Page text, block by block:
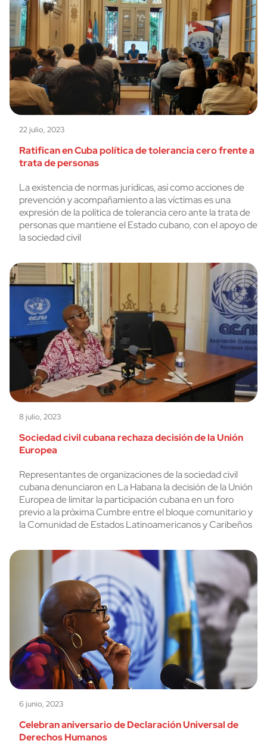
22 julio, 2023
Ratifican en Cuba política de tolerancia cero frente a
trata de personas
La existencia de normas jurídicas, así como acciones de
prevención y acompañamiento a las víctimas es una
expresión de la política de tolerancia cero ante la trata de
personas que mantiene el Estado cubano, con el apoyo de
la sociedad civil
8 julio, 2023
Sociedad civil cubana rechaza decisión de la Unión
Europea
Representantes de organizaciones de la sociedad civil
cubana denunciaron en La Habana la decisión de la Unión
Europea de limitar la participación cubana en un foro
previo a la próxima Cumbre entre el bloque comunitario y
la Comunidad de Estados Latinoamericanos y Caribeños
6 junio, 2023
Celebran aniversario de Declaración Universal de
Derechos Humanos